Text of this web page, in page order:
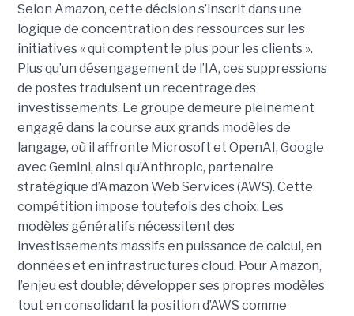
Selon Amazon, cette décision s’inscrit dans une
logique de concentration des ressources sur les
initiatives « qui comptent le plus pour les clients ».
Plus qu’un désengagement de l’IA, ces suppressions
de postes traduisent un recentrage des
investissements. Le groupe demeure pleinement
engagé dans la course aux grands modèles de
langage, où il affronte Microsoft et OpenAI, Google
avec Gemini, ainsi qu’Anthropic, partenaire
stratégique d’Amazon Web Services (AWS). Cette
compétition impose toutefois des choix. Les
modèles génératifs nécessitent des
investissements massifs en puissance de calcul, en
données et en infrastructures cloud. Pour Amazon,
l’enjeu est double; développer ses propres modèles
tout en consolidant la position d’AWS comme